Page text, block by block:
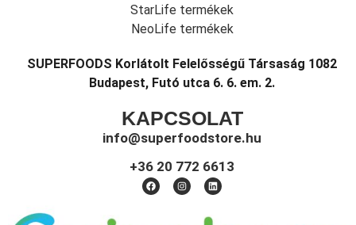
StarLife termékek
NeoLife termékek
SUPERFOODS Korlátolt Felelősségű Társaság 1082
Budapest, Futó utca 6. 6. em. 2.
KAPCSOLAT
info@superfoodstore.hu
+36 20 772 6613